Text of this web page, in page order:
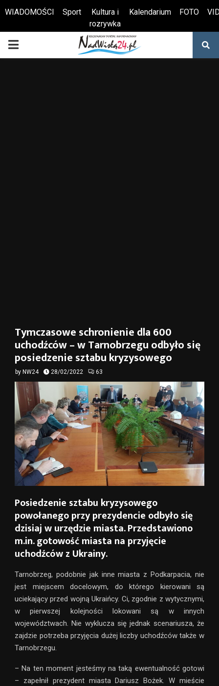
Otwórz pasek narzędzi
WIADOMOŚCI Sport
Kultura i
rozrywka
Kalendarium FOTO
PRIMARY
Tymczasowe schronienie dla 600
uchodźców – w Tarnobrzegu odbyło się
posiedzenie sztabu kryzysowego
by NW24 28/02/2022 63
Posiedzenie sztabu kryzysowego
powołanego przy prezydencie odbyło się
dzisiaj w urzędzie miasta. Przedstawiono
m.in. gotowość miasta na przyjęcie
uchodźców z Ukrainy.
Tarnobrzeg, podobnie jak inne miasta z Podkarpacia, nie
jest miejscem docelowym, do którego kierowani są
uciekający przed wojną Ukraińcy. Ci, zgodnie z wytycznymi,
w pierwszej kolejności lokowani są w innych
województwach. Nie wyklucza się jednak scenariusza, że
zajdzie potrzeba przyjęcia dużej liczby uchodźców także w
Tarnobrzegu.
– Na ten moment jesteśmy na taką ewentualność gotowi
– zapełnił prezydent miasta Dariusz Bożek. W mieście